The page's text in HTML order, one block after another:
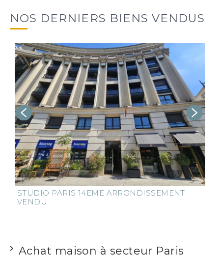
NOS DERNIERS BIENS VENDUS
STUDIO PARIS 14EME ARRONDISSEMENT
VENDU
Achat maison à secteur Paris